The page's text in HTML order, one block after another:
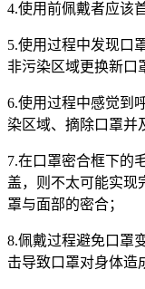
4.使用前佩戴者应该
5.使用过程中发现口
非污染区域更换新口
6.使用过程中感觉到
染区域、摘除口罩并
7.在口罩密合框下的
盖，则不太可能实现
罩与面部的密合；
8.佩戴过程避免口罩
击导致口罩对身体造